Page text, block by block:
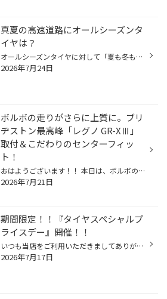
真夏の高速道路にオールシーズンタ
イヤは？
オールシーズンタイヤに対して「夏も冬も性能が中途半端なのでは？」というイメージをお持ちの方も少なくありません。しかし、現在のオールシーズンタイヤは、夏用タイヤとしての基本性能をより高いレベルで満たした上で、雪道にも対応できる設計となっています。 特に、日本の夏における「高速道路...
2026年7月24日
ボルボの走りがさらに上質に。ブリ
ヂストン最高峰「レグノ GR-XⅢ」
取付＆こだわりのセンターフィッ
ト！
おはようございます！！ 本日は、ボルボのタイヤ交換作業をご紹介いたします。 オーナー様、この度は当店をご利用いただき誠にありがとうございます！ 今回お選びいただいたタイヤは、 ブリヂストンの最高峰プレミアムコンフォートタイヤ 「REGNO（レグノ） GR-XⅢ」です！ 進化を遂げた「レグノ GR-...
2026年7月21日
期間限定！！『タイヤスペシャルプ
ライスデー』開催！！
いつも当店をご利用いただきましてありがとうございます。 7/17(金)～7/26(日)まで、コクピット・タイヤ館におきまして、 期間限定！ サイズ限定！！ 数量限定！！！ お得にお買い求めいただける、「タイヤスペシャルプライスデー」がスタートします！ お得なタイヤのご紹介！！ NEWNO 155/65R14 タ...
2026年7月17日